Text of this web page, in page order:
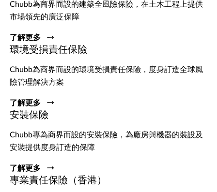
Chubb為商界而設的建築全風險保險，在土木工程上提供
市場領先的廣泛保障
了解更多
環境受損責任保險
Chubb為商界而設的環境受損責任保險，度身訂造全球風
險管理解決方案
了解更多
安裝保險
Chubb專為商界而設的安裝保險，為廠房與機器的裝設及
安裝提供度身訂造的保障
了解更多
專業責任保險（香港）